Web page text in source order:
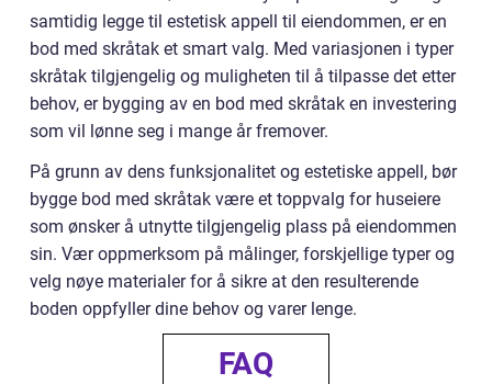
samtidig legge til estetisk appell til eiendommen, er en
bod med skråtak et smart valg. Med variasjonen i typer
skråtak tilgjengelig og muligheten til å tilpasse det etter
behov, er bygging av en bod med skråtak en investering
som vil lønne seg i mange år fremover.
På grunn av dens funksjonalitet og estetiske appell, bør
bygge bod med skråtak være et toppvalg for huseiere
som ønsker å utnytte tilgjengelig plass på eiendommen
sin. Vær oppmerksom på målinger, forskjellige typer og
velg nøye materialer for å sikre at den resulterende
boden oppfyller dine behov og varer lenge.
FAQ